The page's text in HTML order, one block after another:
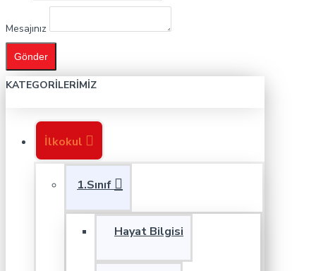
Mesajınız
Gönder
KATEGORILERIMIZ
İlkokul
1.Sınıf
Hayat Bilgisi